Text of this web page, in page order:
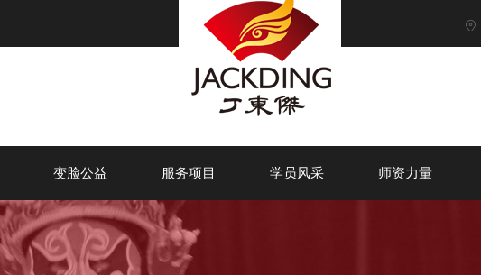
变脸公益 服务项目 学员风采 师资力量